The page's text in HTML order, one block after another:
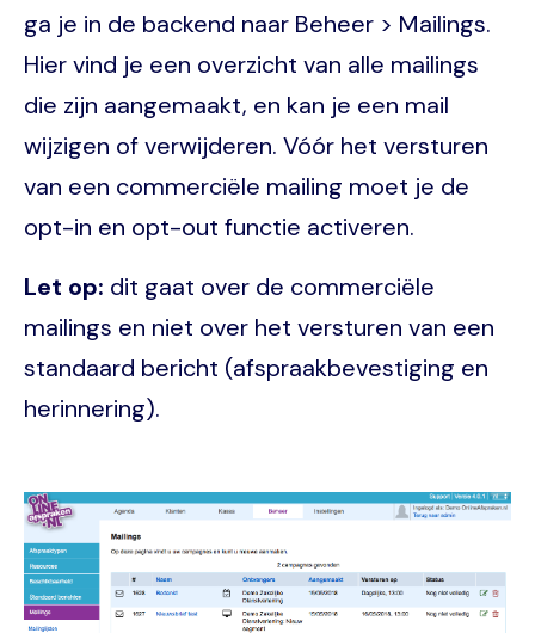
ga je in de backend naar Beheer > Mailings.
Hier vind je een overzicht van alle mailings
die zijn aangemaakt, en kan je een mail
wijzigen of verwijderen. Vóór het versturen
van een commerciële mailing moet je de
opt-in en opt-out functie activeren.
Let op: dit gaat over de commerciële
mailings en niet over het versturen van een
standaard bericht (afspraakbevestiging en
herinnering).
Image